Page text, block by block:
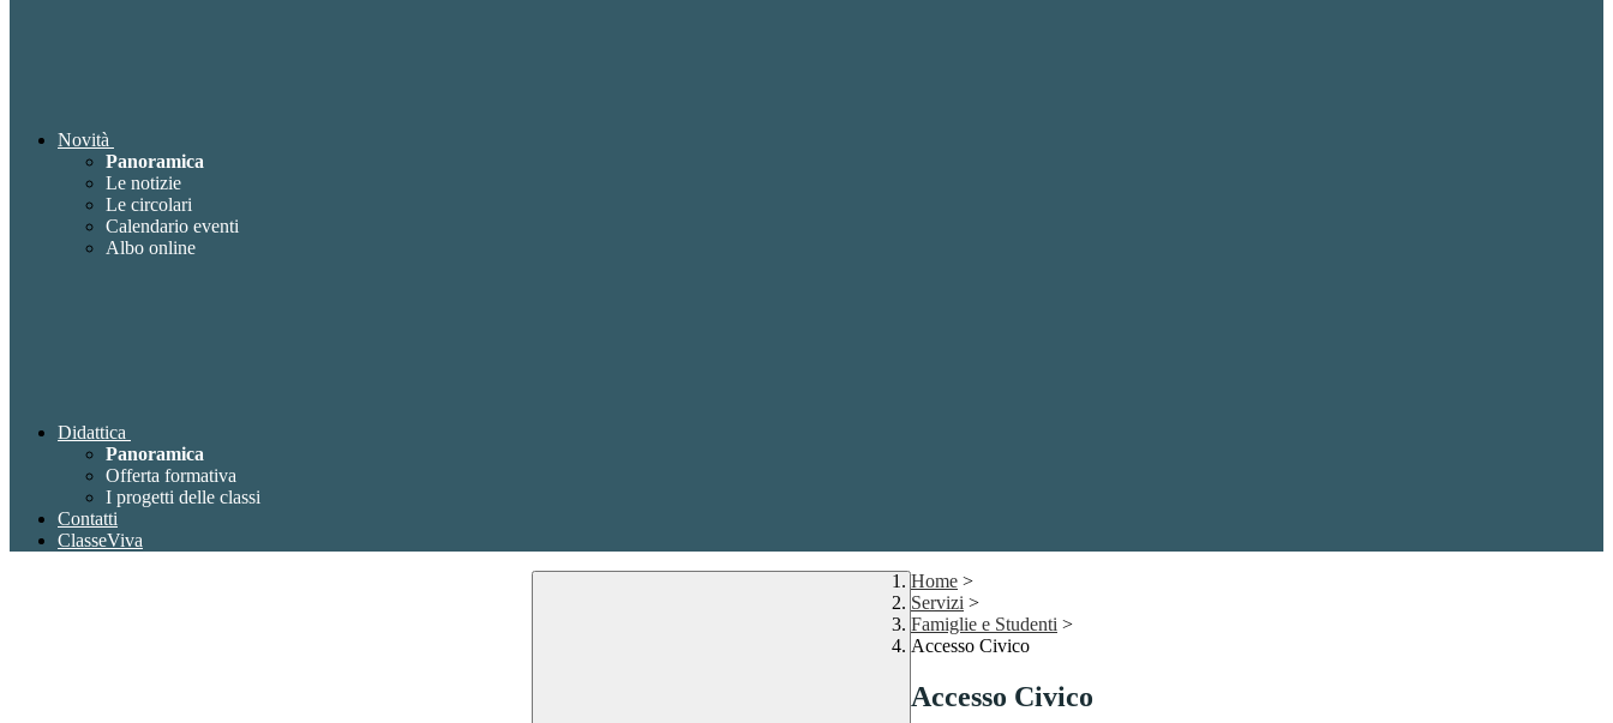
Novità
Panoramica
Le notizie
Le circolari
Calendario eventi
Albo online
Didattica
Panoramica
Offerta formativa
I progetti delle classi
Contatti
ClasseViva
Home >
Servizi >
Famiglie e Studenti >
Accesso Civico
Accesso Civico